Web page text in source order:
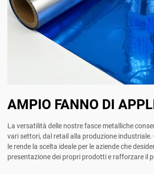
AMPIO FANNO DI
La versatilità delle nostre fasce metalliche
vari settori, dal retail alla produzione
le rende la scelta ideale per le aziende che
presentazione dei propri prodotti e rafforzare il